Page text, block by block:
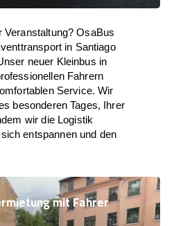
Veranstaltung? OsaBus
in Santiago
neuer Kleinbus in
Fahrern
Service. Wir
besonderen Tages, Ihrer
wir die Logistik
entspannen und den
mit Fahrer